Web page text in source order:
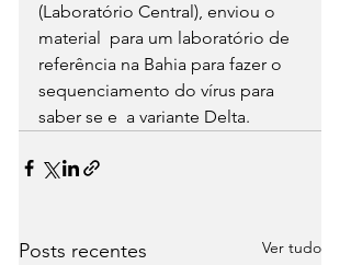
(Laboratório Central), enviou o
material  para um laboratório de
referência na Bahia para fazer o
sequenciamento do vírus para
saber se e  a variante Delta.
Posts recentes Ver tudo